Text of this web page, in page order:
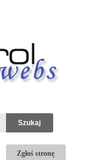
Zgłoś stronę